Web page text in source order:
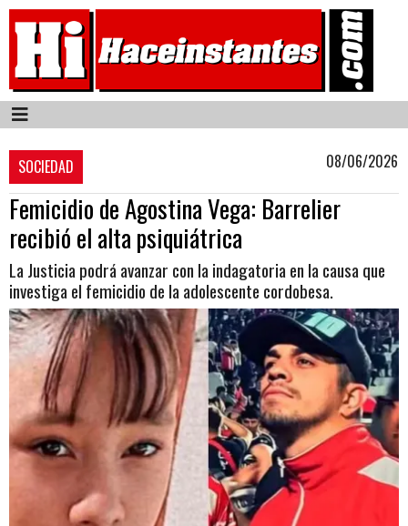
SOCIEDAD 08/06/2026
Femicidio de Agostina Vega: Barrelier
recibió el alta psiquiátrica
La Justicia podrá avanzar con la indagatoria en la causa que
investiga el femicidio de la adolescente cordobesa.